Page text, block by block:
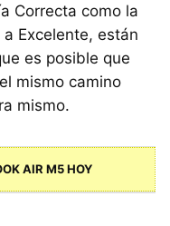
Correcta como la
Excelente, están
es posible que
mismo camino
mismo.
AIR M5 HOY